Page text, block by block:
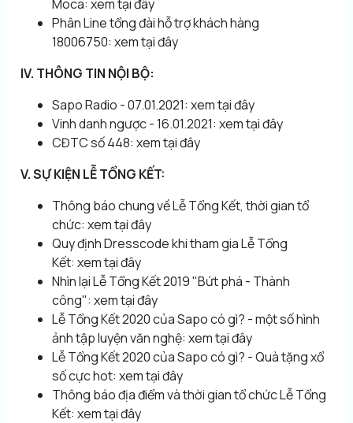
Moca: xem tại đây
Phân Line tổng đài hỗ trợ khách hàng
18006750: xem tại đây
IV. THÔNG TIN NỘI BỘ:
Sapo Radio - 07.01.2021: xem tại đây
Vinh danh ngược - 16.01.2021: xem tại đây
CĐTC số 448: xem tại đây
V. SỰ KIỆN LỄ TỔNG KẾT:
Thông báo chung về Lễ Tổng Kết, thời gian tổ
chức: xem tại đây
Quy định Dresscode khi tham gia Lễ Tổng
Kết: xem tại đây
Nhìn lại Lễ Tổng Kết 2019 "Bứt phá - Thành
công": xem tại đây
Lễ Tổng Kết 2020 của Sapo có gì? - một số hình
ảnh tập luyện văn nghệ: xem tại đây
Lễ Tổng Kết 2020 của Sapo có gì? - Quà tặng xổ
số cực hot: xem tại đây
Thông báo địa điểm và thời gian tổ chức Lễ Tổng
Kết: xem tại đây